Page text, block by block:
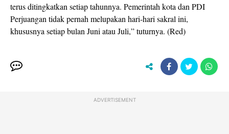
terus ditingkatkan setiap tahunnya. Pemerintah kota dan PDI
Perjuangan tidak pernah melupakan hari-hari sakral ini,
khususnya setiap bulan Juni atau Juli,” tuturnya. (Red)
ADVERTISEMENT